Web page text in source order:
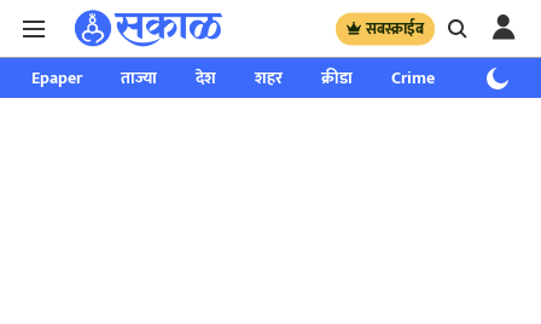
सबस्क्राईब
Epaper ताज्या देश शहर क्रीडा Crime साप्ताहिक